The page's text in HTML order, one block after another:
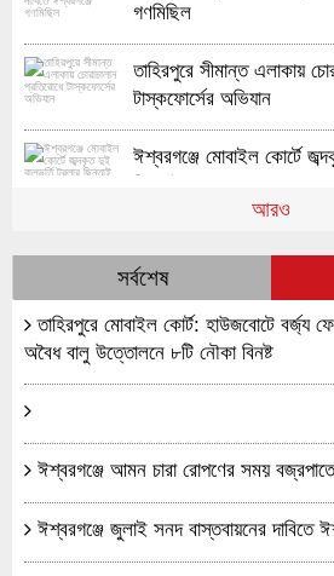
গণমিছিল
তাহিরপুরে সীমান্ত এলাকায়
টাস্কফোর্সের অভিযান
ঈশ্বরগঞ্জে মোবাইল কোর্টে
আসামি গ্রেফতার
দক্ষিণ গফরগাঁওয়ের উন্নয়নে
বদলে যাবে চিত্র: এমপি বাচ্চু
পরিবার
ঈশ্বরগঞ্জে চুরি মামলার তিন
ঈশ্বরগঞ্জে গ্রামীণ সড়ক
আরও
সর্বশেষ
তাহিরপুরে মোবাইল কোর্ট: হাউজবোটে বর্জ্য
অবৈধ বালু উত্তোলনে ৮টি নৌকা বিনষ্ট
ঈশ্বরগঞ্জে আমন চারা রোপণের সময়
ঈশ্বরগঞ্জে জুলাই সনদ বাস্তবায়নের দাবিতে